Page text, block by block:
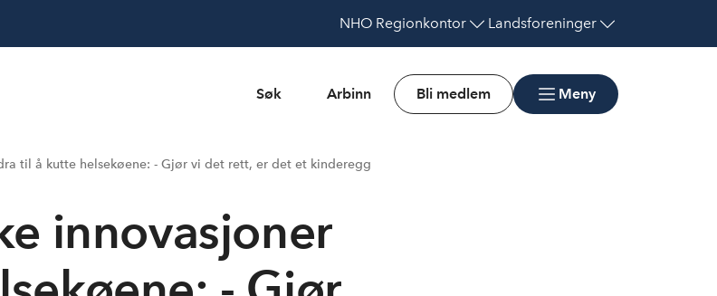
NHO Regionkontor Landsforeninger
Søk Arbinn Bli medlem Meny
til å kutte helsekøene: - Gjør vi det rett, er det et kinderegg
innovasjoner